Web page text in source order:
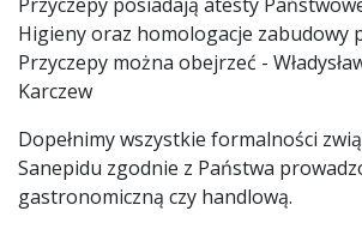
Higieny oraz homologacje zabudowy
Przyczepy można obejrzeć -
Karczew
Dopełnimy wszystkie formalności
Sanepidu zgodnie z Państwa
gastronomiczną czy handlową.